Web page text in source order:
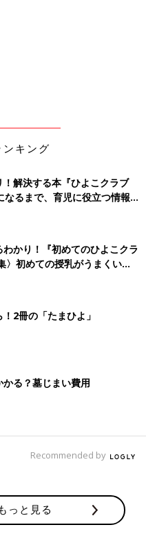
キング
解決する本『ひよこクラブ
るまで、育児に役立つ情報が
かり！『初めてのひよこクラ
〉初めての授乳がうまくい
基本と夏のトラブル 解決テ
2冊の「たまひよ」
る？墓じまい費用
Recommended by
っと見る